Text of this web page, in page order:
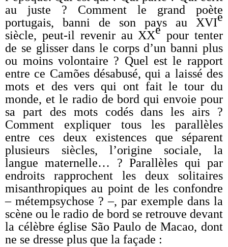
au juste ? Comment le grand poète
portugais, banni de son pays au XVIe
siècle, peut-il revenir au XXe pour tenter
de se glisser dans le corps d’un banni plus
ou moins volontaire ? Quel est le rapport
entre ce Camões désabusé, qui a laissé des
mots et des vers qui ont fait le tour du
monde, et le radio de bord qui envoie pour
sa part des mots codés dans les airs ?
Comment expliquer tous les parallèles
entre ces deux existences que séparent
plusieurs siècles, l’origine sociale, la
langue maternelle… ? Parallèles qui par
endroits rapprochent les deux solitaires
misanthropiques au point de les confondre
– métempsychose ? –, par exemple dans la
scène ou le radio de bord se retrouve devant
la célèbre église São Paulo de Macao, dont
ne se dresse plus que la façade :